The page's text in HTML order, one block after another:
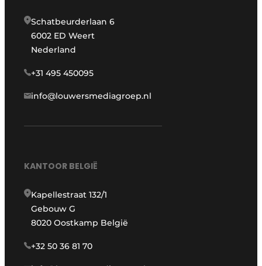
Schatbeurderlaan 6
6002 ED Weert
Nederland
+31 495 450095
info@louwersmediagroep.nl
KANTOOR BELGIË
Kapellestraat 132/1
Gebouw G
8020 Oostkamp België
+32 50 36 81 70